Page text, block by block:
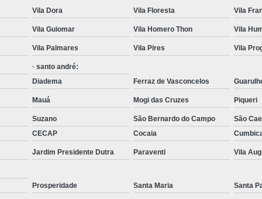
Transporte de Máquinas e
Caminhões de
Carregamento de
Carregamento de Container com
Remoção de Container de Munck
Transporte de Containers
Transporte de Containers Vazios
Transporte de Equipamentos
Vila Dora Vila Floresta Vila
Vila Guiomar Vila Homero Thon Vila
Vila Palmares Vila Pires Vila
· santo andré:
Diadema Ferraz de Vasconcelos
Mauá Mogi das Cruzes Piqueri
Suzano São Bernardo do Campo São
CECAP Cocaia
Jardim Presidente Dutra Paraventi Vila
Prosperidade Santa Maria Santa